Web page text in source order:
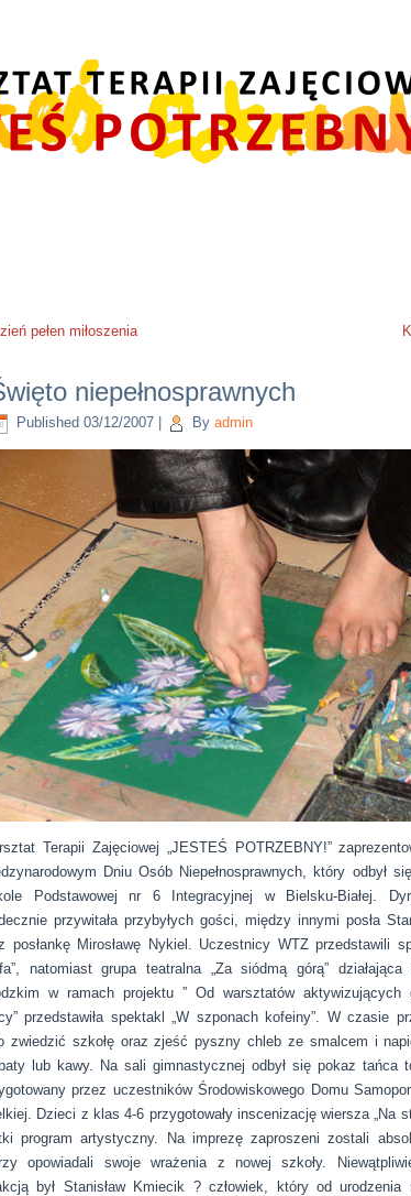
pełen miłoszenia
niepełnosprawnych
Published 03/12/2007 By admin
Terapii Zajęciowej „JESTEŚ POTRZEBNY!”
Dniu Osób Niepełnosprawnych, który odbył
Podstawowej nr 6 Integracyjnej w Bielsku-Białej.
przywitała przybyłych gości, między innymi posła
posłankę Mirosławę Nykiel. Uczestnicy WTZ przedstawili
natomiast grupa teatralna „Za siódmą górą”
w ramach projektu ” Od warsztatów aktywizujących
przedstawiła spektakl „W szponach kofeiny”. W czasie
zwiedzić szkołę oraz zjeść pyszny chleb ze smalcem i
lub kawy. Na sali gimnastycznej odbył się pokaz tańca
przez uczestników Środowiskowego Domu
Dzieci z klas 4-6 przygotowały inscenizację wiersza „Na
program artystyczny. Na imprezę zaproszeni zostali
opowiadali swoje wrażenia z nowej szkoły.
był Stanisław Kmiecik ? człowiek, który od